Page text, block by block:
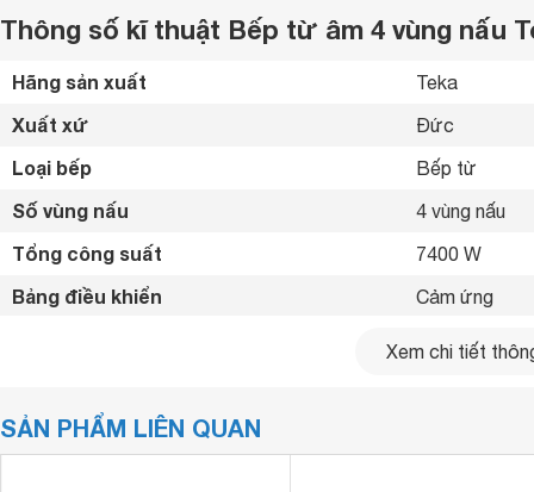
Thông số kĩ thuật Bếp từ âm 4 vùng nấu
Hãng sản xuất Teka
Xuất xứ Đức
Loại bếp Bếp từ
Số vùng nấu 4 vùng nấu
Tổng công suất 7400 W
Bảng điều khiển Cảm ứng
Mặt kiếng
Chế độ hẹn giờ
Xem chi tiết
SẢN PHẨM LIÊN QUAN